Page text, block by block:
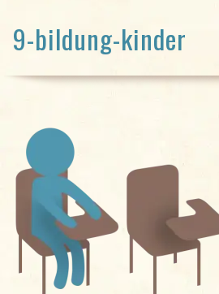
9-bildung-kinder